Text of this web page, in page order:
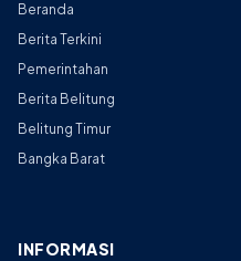
Beranda
Berita Terkini
Pemerintahan
Berita Belitung
Belitung Timur
Bangka Barat
INFORMASI